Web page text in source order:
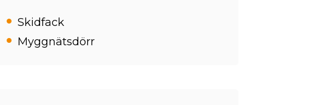
Skidfack
Myggnätsdörr